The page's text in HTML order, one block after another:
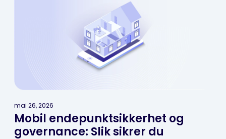
mai 26, 2026
Mobil endepunktsikkerhet og
governance: Slik sikrer du